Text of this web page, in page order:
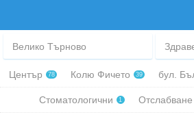
Велико Търново
Център 78 Колю Фичето 39 бул.
Стоматологични 1 Отслабване